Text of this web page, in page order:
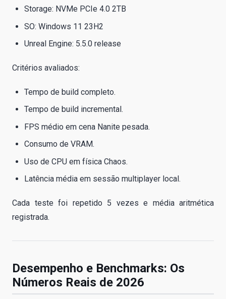
Storage: NVMe PCIe 4.0 2TB
SO: Windows 11 23H2
Unreal Engine: 5.5.0 release
Critérios avaliados:
Tempo de build completo.
Tempo de build incremental.
FPS médio em cena Nanite pesada.
Consumo de VRAM.
Uso de CPU em física Chaos.
Latência média em sessão multiplayer local.
Cada teste foi repetido 5 vezes e média aritmética
registrada.
Desempenho e Benchmarks: Os
Números Reais de 2026